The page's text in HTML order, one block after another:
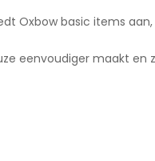
Oxbow basic items aan,
eenvoudiger maakt en